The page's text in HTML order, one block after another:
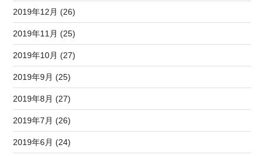
2019年12月 (26)
2019年11月 (25)
2019年10月 (27)
2019年9月 (25)
2019年8月 (27)
2019年7月 (26)
2019年6月 (24)